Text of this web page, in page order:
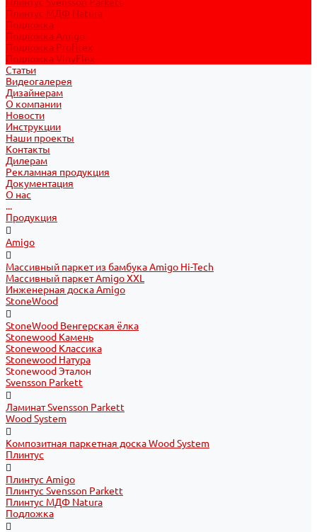
Плинтус МДФ Natura
Подложка
Подложка Amigo
Подложка Profitex
Подложка VinyFlex
Статьи
Видеогалерея
Дизайнерам
О компании
Новости
Инструкции
Наши проекты
Контакты
Дилерам
Рекламная продукция
Документация
О нас
...
Продукция
Amigo
Массивный паркет из бамбука Amigo Hi-Tech
Массивный паркет Amigo XXL
Инженерная доска Amigo
StoneWood
StoneWood Венгерская ёлка
Stonewood Камень
Stonewood Классика
Stonewood Натура
Stonewood Эталон
Svensson Parkett
Ламинат Svensson Parkett
Wood System
Композитная паркетная доска Wood System
Плинтус
Плинтус Amigo
Плинтус Svensson Parkett
Плинтус МДФ Natura
Подложка